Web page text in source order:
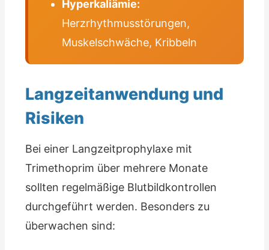
Hyperkaliämie:
Herzrhythmusstörungen,
Muskelschwäche, Kribbeln
Langzeitanwendung und
Risiken
Bei einer Langzeitprophylaxe mit
Trimethoprim über mehrere Monate
sollten regelmäßige Blutbildkontrollen
durchgeführt werden. Besonders zu
überwachen sind: